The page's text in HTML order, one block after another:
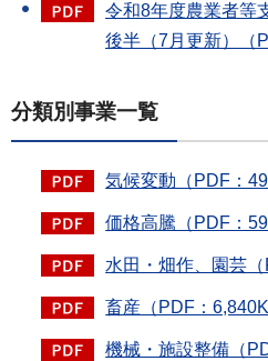
令和8年度農業者等
後半（7月更新）（
分類別事業一覧
気候変動（PDF：
価格高騰（PDF：
水田・畑作、園芸（
畜産（PDF：
機械・施設整備（